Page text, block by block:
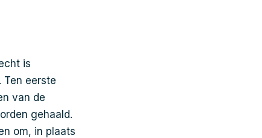
is
eerste
van de
gehaald.
om, in plaats